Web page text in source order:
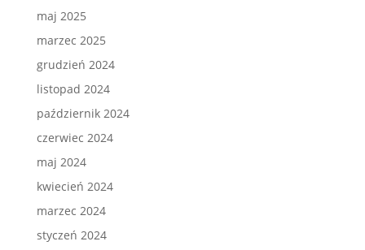
maj 2025
marzec 2025
grudzień 2024
listopad 2024
październik 2024
czerwiec 2024
maj 2024
kwiecień 2024
marzec 2024
styczeń 2024